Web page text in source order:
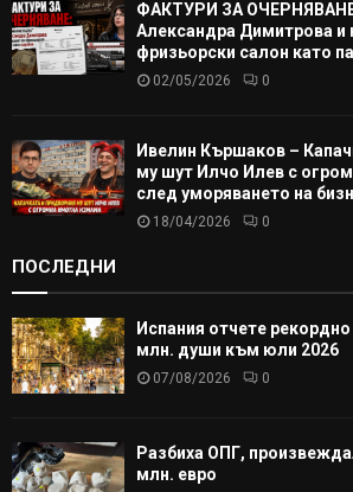
ФАКТУРИ ЗА
Александра Димитрова и
фризьорски салон като
02/05/2026 0
Ивелин Кършаков –
му шут Илчо Илев с
след уморяването на
18/04/2026 0
ПОСЛЕДНИ
Испания отчете
млн. души към юли 2026
07/08/2026 0
Разбиха ОПГ,
млн. евро